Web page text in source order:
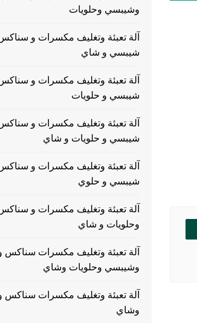
وشيبسي وحلويات
آلة تعبئة وتغليف مكسرات و
شيبسي و شاي
آلة تعبئة وتغليف مكسرات و
شيبسي و حلويات
آلة تعبئة وتغليف مكسرات و
شيبسي و حلويات و شاي
آلة تعبئة وتغليف مكسرات و
شيبسي و حلوي
آلة تعبئة وتغليف مكسرات و
وحلويات و شاي
آلة تعبئة وتغليف مكسرات
وشيبسي وحلويات وشاي
آلة تعبئة وتغليف مكسرات
وشاي